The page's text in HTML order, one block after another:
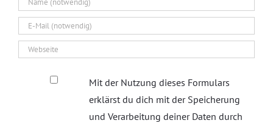
Mit der Nutzung dieses Formulars
erklärst du dich mit der Speicherung
und Verarbeitung deiner Daten durch